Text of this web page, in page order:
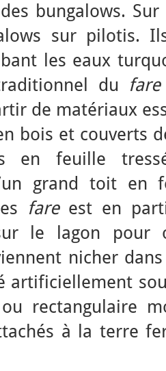
bungalows.
sur pilotis.
les eaux
du
fare
de matériaux
bois et couverts
en feuille
grand toit en
fareest en
le lagon pour
nicher
artificiellement
rectangulaire
à la terre